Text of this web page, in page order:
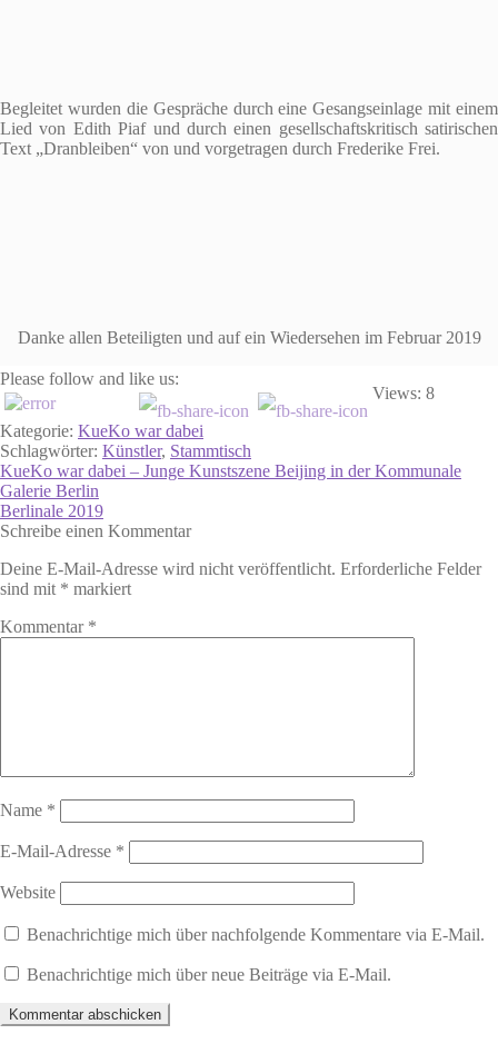
Begleitet wurden die Gespräche durch eine Gesangseinlage mit einem
Lied von Edith Piaf und durch einen gesellschaftskritisch satirischen
Text „Dranbleiben“ von und vorgetragen durch Frederike Frei.
Danke allen Beteiligten und auf ein Wiedersehen im Februar 2019
Please follow and like us:
Views: 8
Kategorie: KueKo war dabei
Schlagwörter: Künstler, Stammtisch
Beitragsnavigation
Vorheriger
Beitrag:
KueKo war dabei – Junge Kunstszene Beijing in der Kommunale
Galerie Berlin
Nächster
Beitrag:
Berlinale 2019
Schreibe einen Kommentar
Deine E-Mail-Adresse wird nicht veröffentlicht. Erforderliche Felder
sind mit * markiert
Kommentar *
Name *
E-Mail-Adresse *
Website
Benachrichtige mich über nachfolgende Kommentare via E-Mail.
Benachrichtige mich über neue Beiträge via E-Mail.